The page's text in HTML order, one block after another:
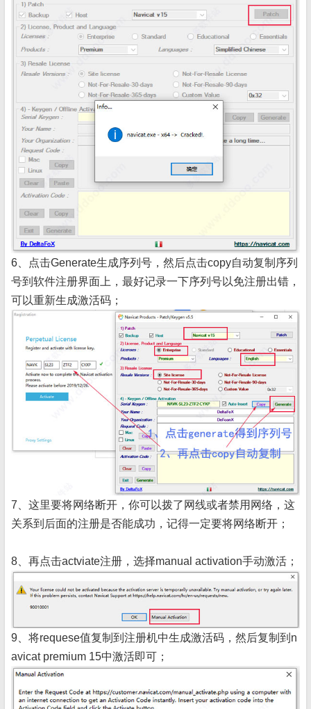
6、点击Generate生成序列号，然后点击copy自动复制序列
号到软件注册界面上，最好记录一下序列号以免注册出错，
可以重新生成激活码；
7、这里要将网络断开，你可以拨了网线或者禁用网络，这
关系到后面的注册是否能成功，记得一定要将网络断开；
8、再点击actviate注册，选择manual activation手动激活；
9、将requese值复制到注册机中生成激活码，然后复制到n
avicat premium 15中激活即可；